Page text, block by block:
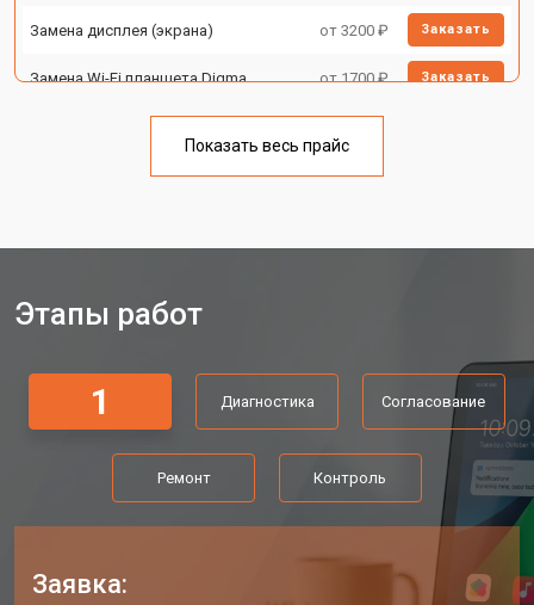
Замена дисплея (экрана) от 3200 ₽ Заказать
Замена Wi-Fi планшета Digma от 1700 ₽ Заказать
Замена кнопок планшета Digma от 1750 ₽
Показать весь прайс
Этапы работ
1 Диагностика Согласование
Ремонт Контроль
Заявка: